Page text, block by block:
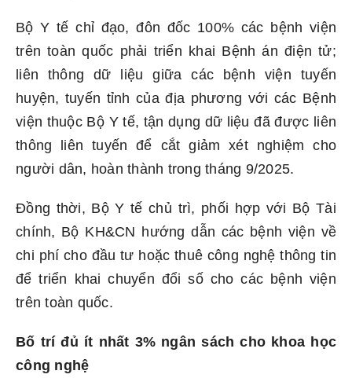
Bộ Y tế chỉ đạo, đôn đốc 100% các bệnh viện
trên toàn quốc phải triển khai Bệnh án điện tử;
liên thông dữ liệu giữa các bệnh viện tuyến
huyện, tuyến tỉnh của địa phương với các Bệnh
viện thuộc Bộ Y tế, tận dụng dữ liệu đã được liên
thông liên tuyến để cắt giảm xét nghiệm cho
người dân, hoàn thành trong tháng 9/2025.
Đồng thời, Bộ Y tế chủ trì, phối hợp với Bộ Tài
chính, Bộ KH&CN hướng dẫn các bệnh viện về
chi phí cho đầu tư hoặc thuê công nghệ thông tin
để triển khai chuyển đổi số cho các bệnh viện
trên toàn quốc.
Bố trí đủ ít nhất 3% ngân sách cho khoa học
công nghệ